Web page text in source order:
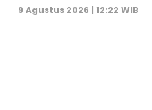
9 Agustus 2026 | 12:22 WIB